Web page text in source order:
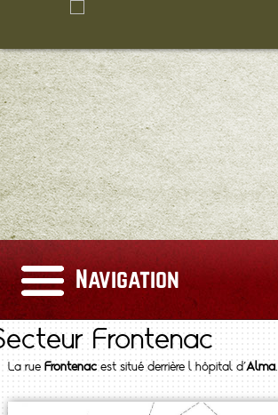
Navigation
Frontenac
La rue Frontenacest situé derrière l hôpital d'Alma.